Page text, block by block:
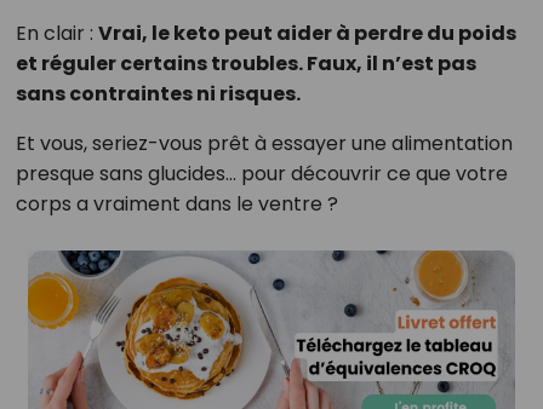
En clair : Vrai, le keto peut aider à perdre du poids
et réguler certains troubles. Faux, il n’est pas
sans contraintes ni risques.
Et vous, seriez-vous prêt à essayer une alimentation
presque sans glucides… pour découvrir ce que votre
corps a vraiment dans le ventre ?